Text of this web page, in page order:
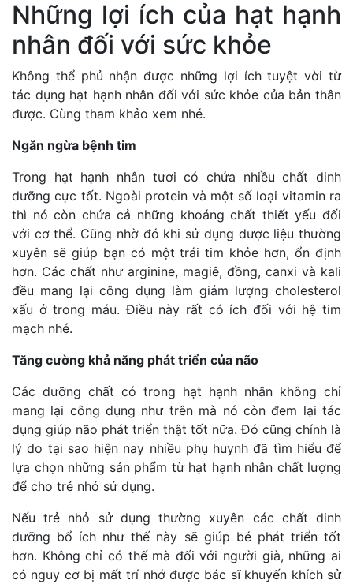
Những lợi ích của hạt hạnh
nhân đối với sức khỏe
Không thể phủ nhận được những lợi ích tuyệt vời từ
tác dụng hạt hạnh nhân đối với sức khỏe của bản thân
được. Cùng tham khảo xem nhé.
Ngăn ngừa bệnh tim
Trong hạt hạnh nhân tươi có chứa nhiều chất dinh
dưỡng cực tốt. Ngoài protein và một số loại vitamin ra
thì nó còn chứa cả những khoáng chất thiết yếu đối
với cơ thể. Cũng nhờ đó khi sử dụng dược liệu thường
xuyên sẽ giúp bạn có một trái tim khỏe hơn, ổn định
hơn. Các chất như arginine, magiê, đồng, canxi và kali
đều mang lại công dụng làm giảm lượng cholesterol
xấu ở trong máu. Điều này rất có ích đối với hệ tim
mạch nhé.
Tăng cường khả năng phát triển của não
Các dưỡng chất có trong hạt hạnh nhân không chỉ
mang lại công dụng như trên mà nó còn đem lại tác
dụng giúp não phát triển thật tốt nữa. Đó cũng chính là
lý do tại sao hiện nay nhiều phụ huynh đã tìm hiểu để
lựa chọn những sản phẩm từ hạt hạnh nhân chất lượng
để cho trẻ nhỏ sử dụng.
Nếu trẻ nhỏ sử dụng thường xuyên các chất dinh
dưỡng bổ ích như thế này sẽ giúp bé phát triển tốt
hơn. Không chỉ có thế mà đối với người già, những ai
có nguy cơ bị mất trí nhớ được bác sĩ khuyến khích sử